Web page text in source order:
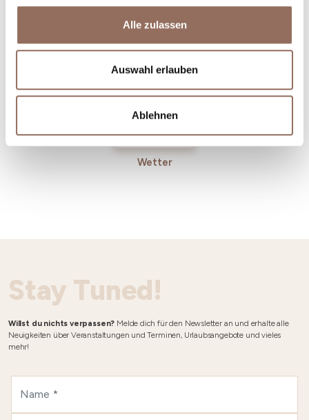
Alle zulassen
Auswahl erlauben
Ablehnen
Betriebe
Wetter
Stay Tuned!
Willst du nichts verpassen? Melde dich für den Newsletter an und erhalte alle
Neuigkeiten über Veranstaltungen und Terminen, Urlaubsangebote und vieles
mehr!